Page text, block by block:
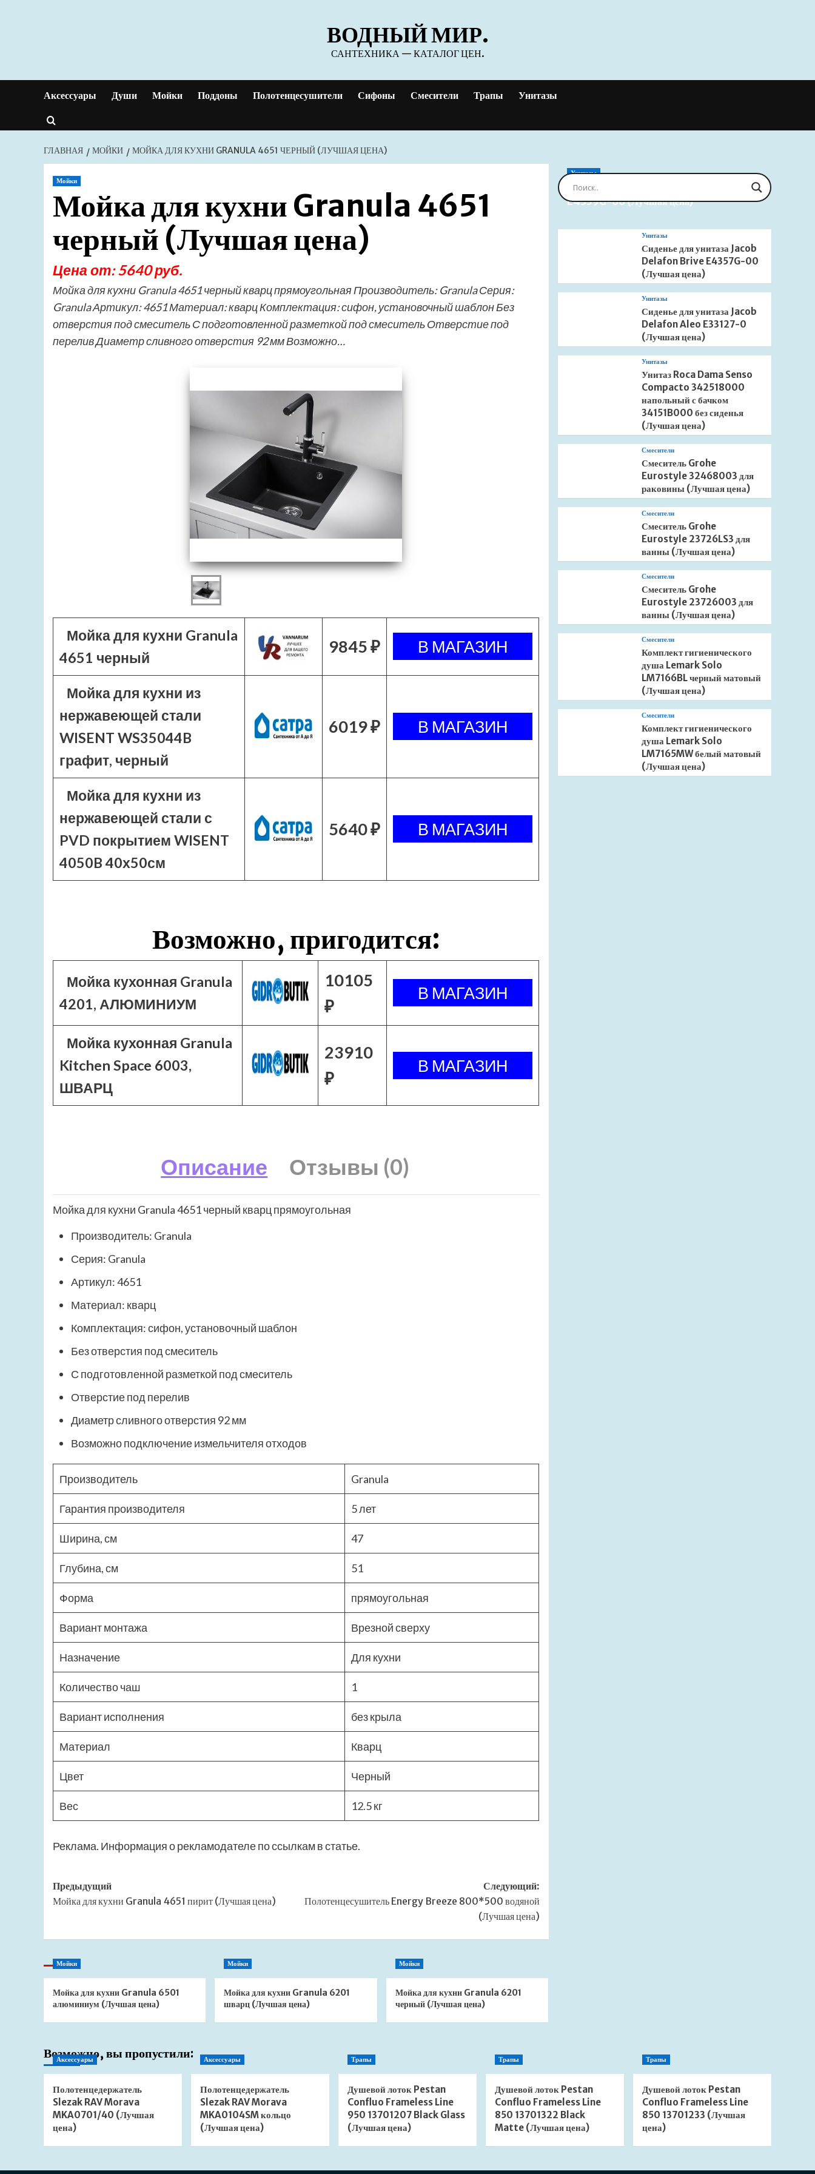
ВОДНЫЙ МИР.
САНТЕХНИКА — КАТАЛОГ ЦЕН.
Аксессуары Души Мойки Поддоны Полотенцесушители Сифоны Смесители Трапы Унитазы
ГЛАВНАЯ МОЙКИ МОЙКА ДЛЯ КУХНИ GRANULA 4651 ЧЕРНЫЙ (ЛУЧШАЯ ЦЕНА)
Мойки
Мойка для кухни Granula 4651
черный (Лучшая цена)
Цена от: 5640 руб.
Мойка для кухни Granula 4651 черный кварц прямоугольная Производитель: Granula Серия:
Granula Артикул: 4651 Материал: кварц Комплектация: сифон, установочный шаблон Без
отверстия под смеситель С подготовленной разметкой под смеситель Отверстие под
перелив Диаметр сливного отверстия 92 мм Возможно…
Мойка для кухни Granula
4651 черный
9845 ₽
Мойка для кухни из
нержавеющей стали
WISENT WS35044B
графит, черный
6019 ₽
Мойка для кухни из
нержавеющей стали с
PVD покрытием WISENT
4050B 40х50см
5640 ₽
Возможно, пригодится:
Мойка кухонная Granula
4201, АЛЮМИНИУМ
10105
₽
Мойка кухонная Granula
Kitchen Space 6003,
ШВАРЦ
23910
₽
Описание Отзывы (0)
Мойка для кухни Granula 4651 черный кварц прямоугольная
Производитель: Granula
Серия: Granula
Артикул: 4651
Материал: кварц
Комплектация: сифон, установочный шаблон
Без отверстия под смеситель
С подготовленной разметкой под смеситель
Отверстие под перелив
Диаметр сливного отверстия 92 мм
Возможно подключение измельчителя отходов
Производитель Granula
Гарантия производителя 5 лет
Ширина, см 47
Глубина, см 51
Форма прямоугольная
Вариант монтажа Врезной сверху
Назначение Для кухни
Количество чаш 1
Вариант исполнения без крыла
Материал Кварц
Цвет Черный
Вес 12.5 кг
Реклама. Информация о рекламодателе по ссылкам в статье.
Навигация
записи
Предыдущий
Мойка для кухни Granula 4651 пирит (Лучшая цена)
Следующий:
Полотенцесушитель Energy Breeze 800*500 водяной
(Лучшая цена)
Мойки
Мойка для кухни Granula 6501
алюминиум (Лучшая цена)
Мойки
Мойка для кухни Granula 6201
шварц (Лучшая цена)
Мойки
Мойка для кухни Granula 6201
черный (Лучшая цена)
Унитазы
Сиденье для унитаза Jacob Delafon Brive
E4359G-00 (Лучшая цена)
Унитазы
Сиденье для унитаза Jacob
Delafon Brive E4357G-00
(Лучшая цена)
Унитазы
Сиденье для унитаза Jacob
Delafon Aleo E33127-0
(Лучшая цена)
Унитазы
Унитаз Roca Dama Senso
Compacto 342518000
напольный с бачком
34151B000 без сиденья
(Лучшая цена)
Смесители
Смеситель Grohe
Eurostyle 32468003 для
раковины (Лучшая цена)
Смесители
Смеситель Grohe
Eurostyle 23726LS3 для
ванны (Лучшая цена)
Смесители
Смеситель Grohe
Eurostyle 23726003 для
ванны (Лучшая цена)
Смесители
Комплект гигиенического
душа Lemark Solo
LM7166BL черный матовый
(Лучшая цена)
Смесители
Комплект гигиенического
душа Lemark Solo
LM7165MW белый матовый
(Лучшая цена)
Возможно, вы пропустили:
Аксессуары
Полотенцедержатель
Slezak RAV Morava
MKA0701/40 (Лучшая
цена)
Аксессуары
Полотенцедержатель
Slezak RAV Morava
MKA0104SM кольцо
(Лучшая цена)
Трапы
Душевой лоток Pestan
Confluo Frameless Line
950 13701207 Black Glass
(Лучшая цена)
Трапы
Душевой лоток Pestan
Confluo Frameless Line
850 13701322 Black
Matte (Лучшая цена)
Трапы
Душевой лоток Pestan
Confluo Frameless Line
850 13701233 (Лучшая
цена)